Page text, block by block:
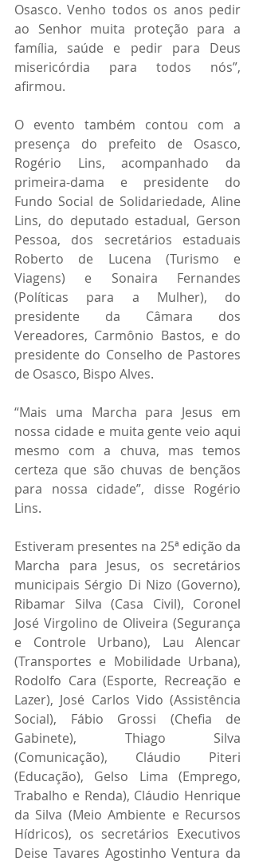
Osasco. Venho todos os anos pedir
ao Senhor muita proteção para a
família, saúde e pedir para Deus
misericórdia para todos nós”,
afirmou.
O evento também contou com a
presença do prefeito de Osasco,
Rogério Lins, acompanhado da
primeira-dama e presidente do
Fundo Social de Solidariedade, Aline
Lins, do deputado estadual, Gerson
Pessoa, dos secretários estaduais
Roberto de Lucena (Turismo e
Viagens) e Sonaira Fernandes
(Políticas para a Mulher), do
presidente da Câmara dos
Vereadores, Carmônio Bastos, e do
presidente do Conselho de Pastores
de Osasco, Bispo Alves.
“Mais uma Marcha para Jesus em
nossa cidade e muita gente veio aqui
mesmo com a chuva, mas temos
certeza que são chuvas de bençãos
para nossa cidade”, disse Rogério
Lins.
Estiveram presentes na 25ª edição da
Marcha para Jesus, os secretários
municipais Sérgio Di Nizo (Governo),
Ribamar Silva (Casa Civil), Coronel
José Virgolino de Oliveira (Segurança
e Controle Urbano), Lau Alencar
(Transportes e Mobilidade Urbana),
Rodolfo Cara (Esporte, Recreação e
Lazer), José Carlos Vido (Assistência
Social), Fábio Grossi (Chefia de
Gabinete), Thiago Silva
(Comunicação), Cláudio Piteri
(Educação), Gelso Lima (Emprego,
Trabalho e Renda), Cláudio Henrique
da Silva (Meio Ambiente e Recursos
Hídricos), os secretários Executivos
Deise Tavares Agostinho Ventura da